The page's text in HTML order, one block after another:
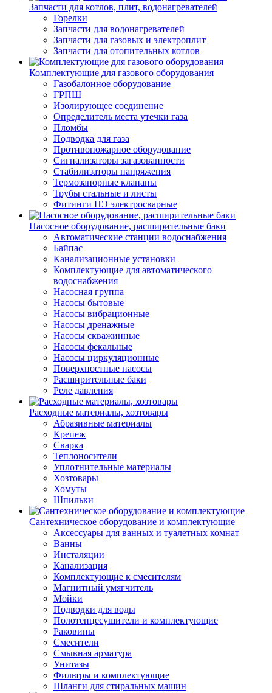
Запчасти для котлов, плит, водонагревателей
Горелки
Запчасти для водонагревателей
Запчасти для газовых и электроплит
Запчасти для отопительных котлов
Комплектующие для газового оборудования
Газобалонное оборудование
ГРПШ
Изолирующее соединение
Определитель места утечки газа
Пломбы
Подводка для газа
Противопожарное оборудование
Сигнализаторы загазованности
Стабилизаторы напряжения
Термозапорные клапаны
Трубы стальные и листы
Фитинги ПЭ электросварные
Насосное оборудование, расширительные баки
Автоматические станции водоснабжения
Байпас
Канализационные установки
Комплектующие для автоматического
водоснабжения
Насосная группа
Насосы бытовые
Насосы вибрационные
Насосы дренажные
Насосы скважинные
Насосы фекальные
Насосы циркуляционные
Поверхностные насосы
Расширительные баки
Реле давления
Расходные материалы, хозтовары
Абразивные материалы
Крепеж
Сварка
Теплоносители
Уплотнительные материалы
Хозтовары
Хомуты
Шпильки
Сантехническое оборудование и комплектующие
Аксессуары для ванных и туалетных комнат
Ванны
Инсталяции
Канализация
Комплектующие к смесителям
Магнитный умягчитель
Мойки
Подводки для воды
Полотенцесушители и комплектующие
Раковины
Смесители
Смывная арматура
Унитазы
Фильтры и комплектующие
Шланги для стиральных машин